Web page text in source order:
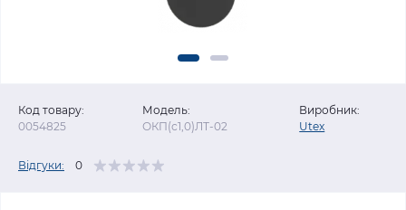
Код товару:
0054825
Модель:
ОКП(с1,0)ЛТ-02
Виробник:
Utex
Відгуки: 0